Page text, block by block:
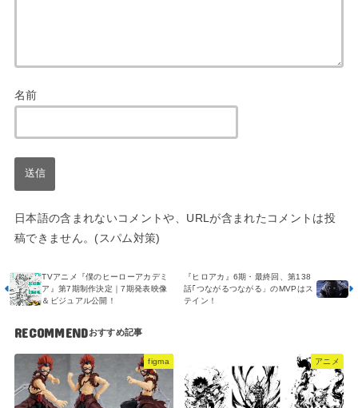
名前
日本語の含まれないコメントや、URLが含まれたコメントは投
稿できません。(スパム対策)
『ヒロアカ』6期・最終回、第138
話｢つながるつながる」のMVPはス
テイン！
TVアニメ『僕のヒーローアカデミ
ア』第7期制作決定｜7期発表映像
＆ビジュアル公開！
RECOMMEND
figma アニメ